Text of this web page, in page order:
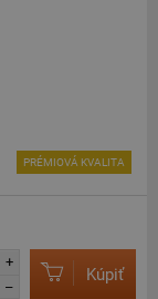
PRÉMIOVÁ KVALITA
+
–
Kúpiť